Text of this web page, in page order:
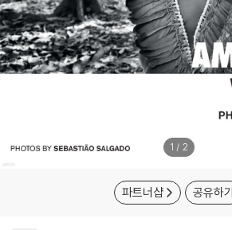
1 / 2
파트너샵 공유하기